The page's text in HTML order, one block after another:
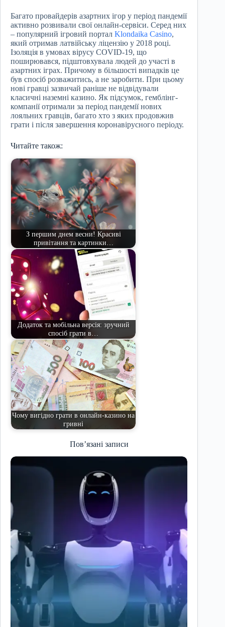
Багато провайдерів азартних ігор у період пандемії
активно розвивали свої онлайн-сервіси. Серед них
– популярний ігровий портал Klondaika Casino,
який отримав латвійську ліцензію у 2018 році.
Ізоляція в умовах вірусу COVID-19, що
поширювався, підштовхувала людей до участі в
азартних іграх. Причому в більшості випадків це
був спосіб розважитись, а не заробити. При цьому
нові гравці зазвичай раніше не відвідували
класичні наземні казино. Як підсумок, гемблінг-
компанії отримали за період пандемії нових
лояльних гравців, багато хто з яких продовжив
грати і після завершення коронавірусного періоду.
Читайте також:
З першим днем весни! Красиві
привітання та картинки…
Додаток та мобільна версія: зручний
спосіб грати в…
Чому вигідно грати в онлайн-казино на
гривні
Пов’язані записи